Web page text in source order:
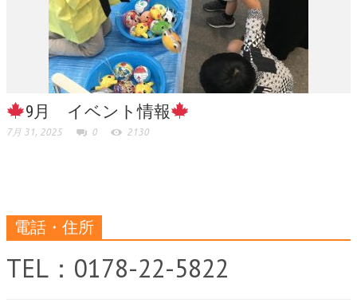
9月 イベント情報
7月 31, 2025 0 2130
電話・住所
TEL：0178-22-5822